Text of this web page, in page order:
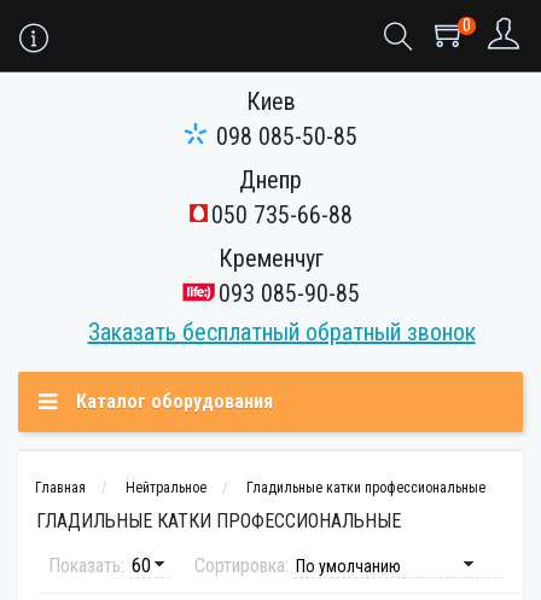
0
Киев
098 085-50-85
Днепр
050 735-66-88
Кременчуг
093 085-90-85
Заказать бесплатный обратный звонок
Каталог оборудования
Главная Нейтральное Гладильные катки профессиональные
ГЛАДИЛЬНЫЕ КАТКИ ПРОФЕССИОНАЛЬНЫЕ
Показать:
Сортировка: